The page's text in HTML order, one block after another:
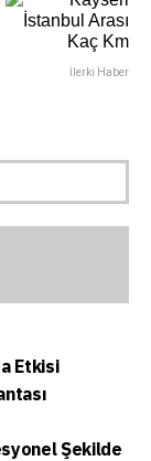
İlerki Haber
Etkisi
Şekilde